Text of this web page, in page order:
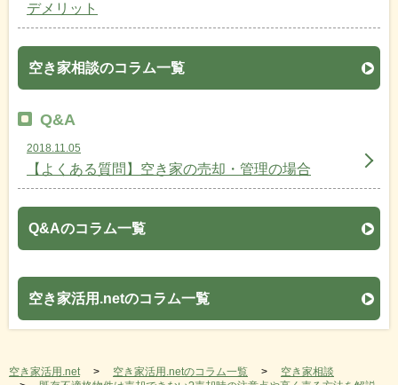
デメリット
空き家相談のコラム一覧
Q&A
2018.11.05
【よくある質問】空き家の売却・管理の場合
Q&Aのコラム一覧
空き家活用.netのコラム一覧
空き家活用.net 空き家活用.netのコラム一覧
空き家相談